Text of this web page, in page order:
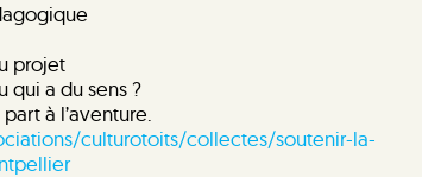
projet
qui a du sens ?
à l’aventure.
culturotoits/collectes/soutenir-la-